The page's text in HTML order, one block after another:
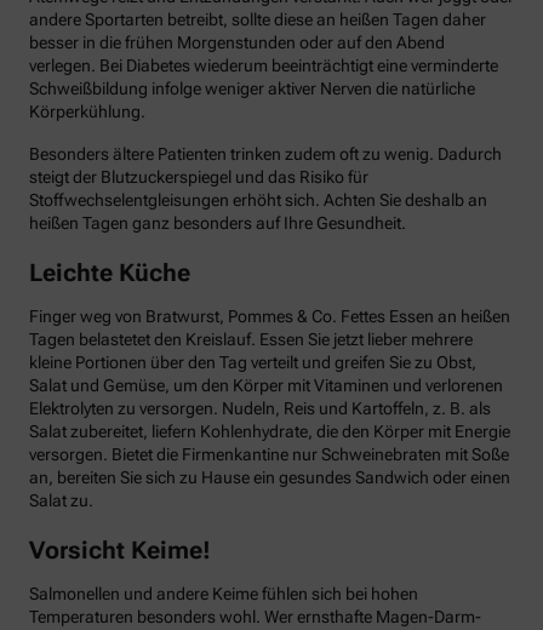
andere Sportarten betreibt, sollte diese an heißen Tagen daher
besser in die frühen Morgenstunden oder auf den Abend
verlegen. Bei Diabetes wiederum beeinträchtigt eine verminderte
Schweißbildung infolge weniger aktiver Nerven die natürliche
Körperkühlung.
Besonders ältere Patienten trinken zudem oft zu wenig. Dadurch
steigt der Blutzuckerspiegel und das Risiko für
Stoffwechselentgleisungen erhöht sich. Achten Sie deshalb an
heißen Tagen ganz besonders auf Ihre Gesundheit.
Leichte Küche
Finger weg von Bratwurst, Pommes & Co. Fettes Essen an heißen
Tagen belastetet den Kreislauf. Essen Sie jetzt lieber mehrere
kleine Portionen über den Tag verteilt und greifen Sie zu Obst,
Salat und Gemüse, um den Körper mit Vitaminen und verlorenen
Elektrolyten zu versorgen. Nudeln, Reis und Kartoffeln, z. B. als
Salat zubereitet, liefern Kohlenhydrate, die den Körper mit Energie
versorgen. Bietet die Firmenkantine nur Schweinebraten mit Soße
an, bereiten Sie sich zu Hause ein gesundes Sandwich oder einen
Salat zu.
Vorsicht Keime!
Salmonellen und andere Keime fühlen sich bei hohen
Temperaturen besonders wohl. Wer ernsthafte Magen-Darm-